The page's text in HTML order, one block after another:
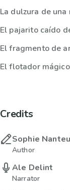
La dulzura de una
El pajarito caído
El fragmento de
El flotador mágico
Credits
Sophie
Author
Ale Delint
Narrator